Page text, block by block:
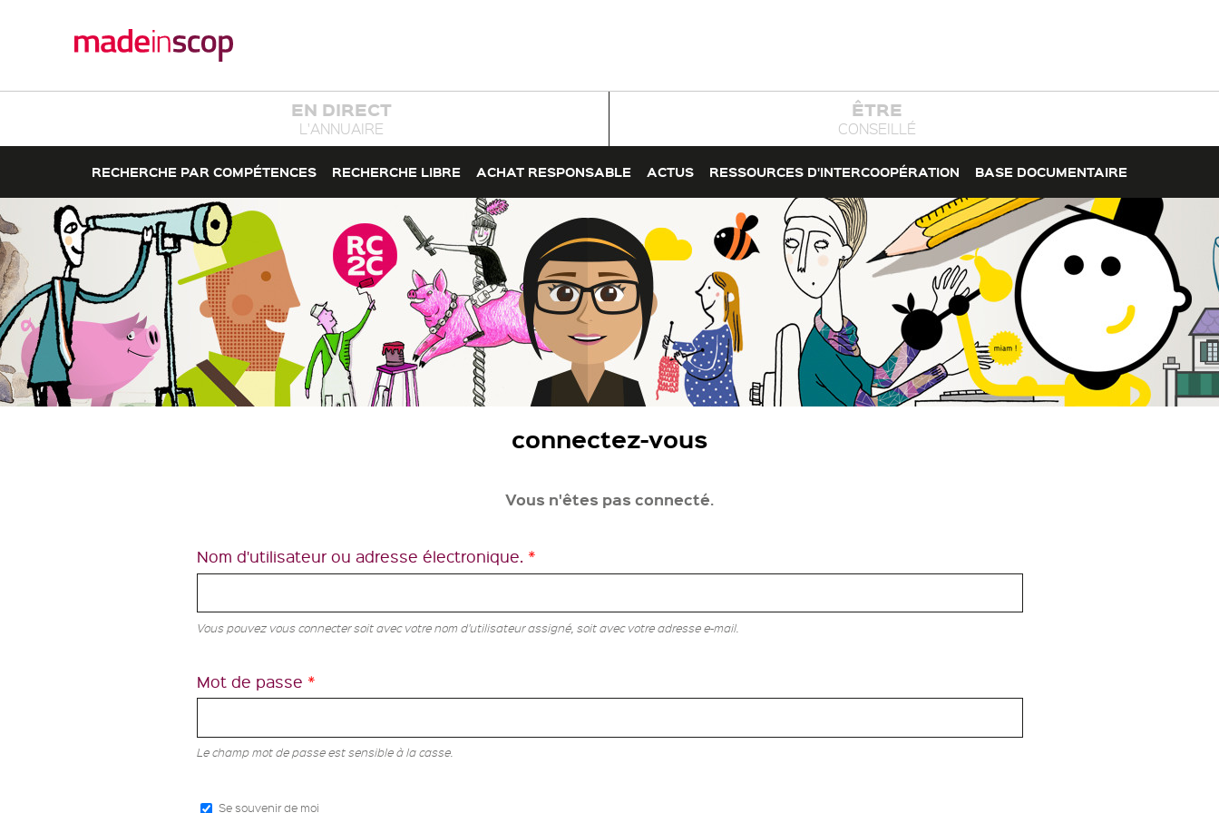
EN DIRECT
L'ANNUAIRE
ÊTRE
CONSEILLÉ
RECHERCHE PAR COMPÉTENCES RECHERCHE LIBRE ACHAT RESPONSABLE ACTUS RESSOURCES D'INTERCOOPÉRATION BASE DOCUMENTAIRE
connectez-vous
Vous n'êtes pas connecté.
Nom d'utilisateur ou adresse électronique. *
Vous pouvez vous connecter soit avec votre nom d'utilisateur assigné, soit avec votre adresse e-mail.
Mot de passe *
Le champ mot de passe est sensible à la casse.
Se souvenir de moi